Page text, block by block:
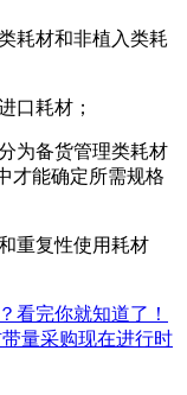
耗材和非植入类耗
口耗材；
为备货管理类耗材
才能确定所需规格
重复性使用耗材
看完你就知道了！
量采购现在进行时